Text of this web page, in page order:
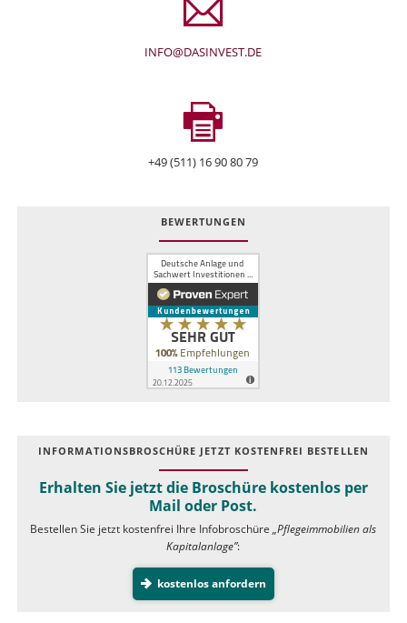
INFO@DASINVEST.DE
+49 (511) 16 90 80 79
BEWERTUNGEN
INFOR­MATIONS­BROSCHÜRE JETZT KOSTEN­FREI BESTELLEN
Erhalten Sie jetzt die Broschüre kostenlos per
Mail oder Post.
Bestellen Sie jetzt kostenfrei Ihre Infobroschüre„Pflegeimmobilien als
Kapitalanlage”:
kostenlos anfordern